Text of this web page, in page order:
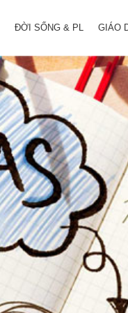
ĐỜI SỐNG & PL GIÁO